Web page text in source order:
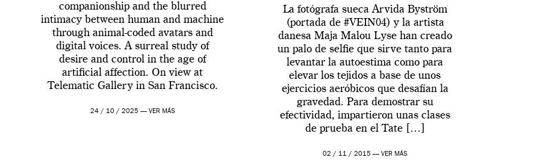
companionship and the blurred
intimacy between human and machine
through animal-coded avatars and
digital voices. A surreal study of
desire and control in the age of
artificial affection. On view at
Telematic Gallery in San Francisco.
24 / 10 / 2025 — VER MÁS
La fotógrafa sueca Arvida Byström
(portada de #VEIN04) y la artista
danesa Maja Malou Lyse han creado
un palo de selfie que sirve tanto para
levantar la autoestima como para
elevar los tejidos a base de unos
ejercicios aeróbicos que desafían la
gravedad. Para demostrar su
efectividad, impartieron unas clases
de prueba en el Tate […]
02 / 11 / 2015 — VER MÁS